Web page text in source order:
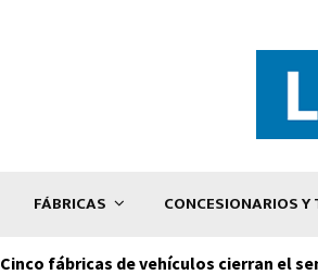
FÁBRICAS CONCESIONARIOS Y
Cinco fábricas de vehículos cierran el